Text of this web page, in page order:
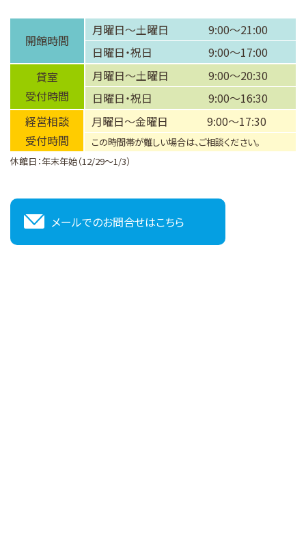
開館時間
月曜日～土曜日
9:00～21:00
日曜日・祝日
9:00～17:00
貸室
受付時間
月曜日～土曜日
9:00～20:30
日曜日・祝日
9:00～16:30
経営相談
受付時間
月曜日～金曜日 9:00～17:30
この時間帯が難しい場合は、ご相談ください。
休館日：年末年始（12/29～1/3）
メールでのお問合せはこちら